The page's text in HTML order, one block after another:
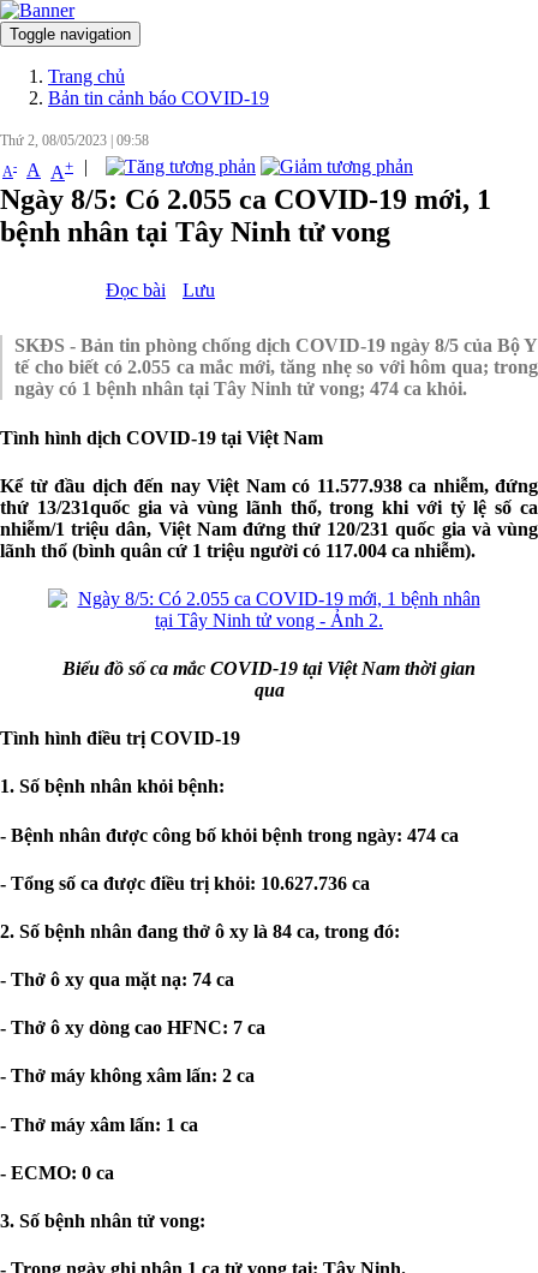
Toggle navigation
Trang chủ
Bản tin cảnh báo COVID-19
Thứ 2, 08/05/2023 09:58
A- A A+ |
Ngày 8/5: Có 2.055 ca COVID-19 mới, 1
bệnh nhân tại Tây Ninh tử vong
Đọc bài Lưu
SKĐS - Bản tin phòng chống dịch COVID-19 ngày 8/5 của Bộ Y
tế cho biết có 2.055 ca mắc mới, tăng nhẹ so với hôm qua; trong
ngày có 1 bệnh nhân tại Tây Ninh tử vong; 474 ca khỏi.
Tình hình dịch COVID-19 tại Việt Nam
Kể từ đầu dịch đến nay Việt Nam có 11.577.938 ca nhiễm, đứng
thứ 13/231quốc gia và vùng lãnh thổ, trong khi với tỷ lệ số ca
nhiễm/1 triệu dân, Việt Nam đứng thứ 120/231 quốc gia và vùng
lãnh thổ (bình quân cứ 1 triệu người có 117.004 ca nhiễm).
Biểu đồ số ca mắc COVID-19 tại Việt Nam thời gian
qua
Tình hình điều trị COVID-19
1. Số bệnh nhân khỏi bệnh:
- Bệnh nhân được công bố khỏi bệnh trong ngày: 474 ca
- Tổng số ca được điều trị khỏi: 10.627.736 ca
2. Số bệnh nhân đang thở ô xy là 84 ca, trong đó:
- Thở ô xy qua mặt nạ: 74 ca
- Thở ô xy dòng cao HFNC: 7 ca
- Thở máy không xâm lấn: 2 ca
- Thở máy xâm lấn: 1 ca
- ECMO: 0 ca
3. Số bệnh nhân tử vong: